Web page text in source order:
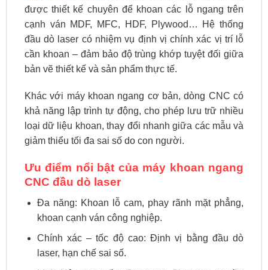
được thiết kế chuyên để khoan các lỗ ngang trên
cạnh ván MDF, MFC, HDF, Plywood… Hệ thống
đầu dò laser có nhiệm vụ định vị chính xác vị trí lỗ
cần khoan – đảm bảo độ trùng khớp tuyệt đối giữa
bản vẽ thiết kế và sản phẩm thực tế.
Khác với máy khoan ngang cơ bản, dòng CNC có
khả năng lập trình tự động, cho phép lưu trữ nhiều
loại dữ liệu khoan, thay đổi nhanh giữa các mẫu và
giảm thiểu tối đa sai số do con người.
Ưu điểm nổi bật của máy khoan ngang
CNC đầu dò laser
Đa năng: Khoan lỗ cam, phay rãnh mặt phẳng,
khoan cạnh ván công nghiệp.
Chính xác – tốc độ cao: Định vị bằng đầu dò
laser, hạn chế sai số.